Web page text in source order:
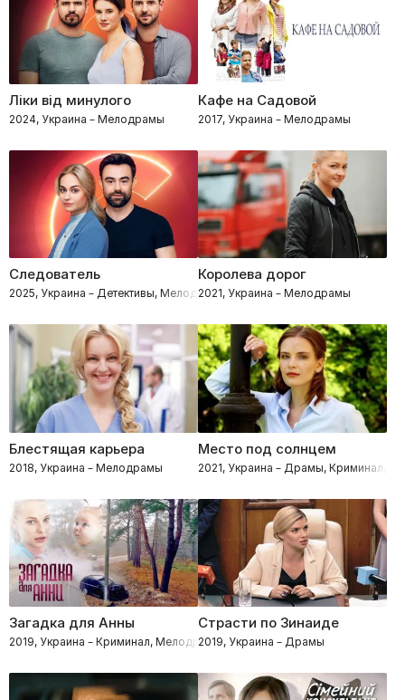
Ліки від минулого
2024, Украина – Мелодрамы
Кафе на Садовой
2017, Украина – Мелодрамы
Следователь
2025, Украина – Детективы, Мелодрамы, Процедуралы
Королева дорог
2021, Украина – Мелодрамы
Блестящая карьера
2018, Украина – Мелодрамы
Место под солнцем
2021, Украина – Драмы, Криминал,
Загадка для Анны
2019, Украина – Криминал, Мелодрамы, Детективы
Страсти по Зинаиде
2019, Украина – Драмы